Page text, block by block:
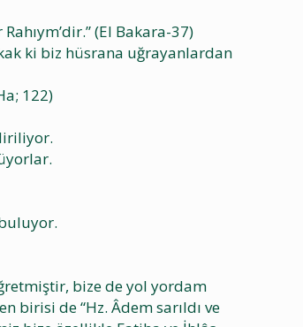
(El Bakara-37)
ki biz hüsrana uğrayanlardan
122)
bize de yol yordam
birisi de “Hz. Âdem sarıldı ve